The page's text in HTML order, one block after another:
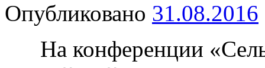
Опубликовано 31.08.2016
На конференции